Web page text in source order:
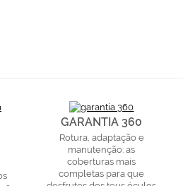
GARANTIA 360
Rotura, adaptação e
manutenção: as
coberturas mais
completas para que